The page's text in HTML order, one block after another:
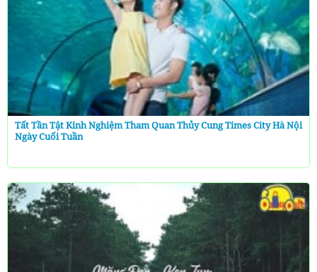
Tất Tần Tật Kinh Nghiệm Tham Quan Thủy Cung Times City Hà Nội
Ngày Cuối Tuần